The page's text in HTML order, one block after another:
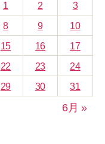
1
2
3
8 9
10
15 16
17
22 23
24
29 30 31
6月 »